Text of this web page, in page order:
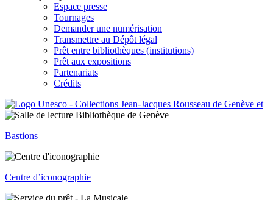
Espace presse
Tournages
Demander une numérisation
Transmettre au Dépôt légal
Prêt entre bibliothèques (institutions)
Prêt aux expositions
Partenariats
Crédits
Bastions
Centre d’iconographie